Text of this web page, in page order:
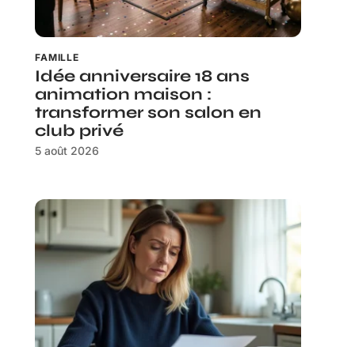
FAMILLE
Idée anniversaire 18 ans
animation maison :
transformer son salon en
club privé
5 août 2026